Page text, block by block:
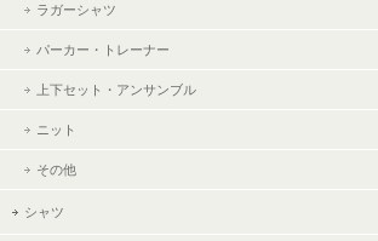
ラガーシャツ
パーカー・トレーナー
上下セット・アンサンブル
ニット
その他
シャツ